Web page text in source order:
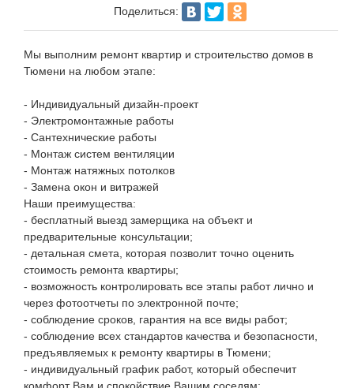
Поделиться:
Мы выполним ремонт квартир и строительство домов в
Тюмени на любом этапе:
- Индивидуальный дизайн-проект
- Электромонтажные работы
- Сантехнические работы
- Монтаж систем вентиляции
- Монтаж натяжных потолков
- Замена окон и витражей
Наши преимущества:
- бесплатный выезд замерщика на объект и
предварительные консультации;
- детальная смета, которая позволит точно оценить
стоимость ремонта квартиры;
- возможность контролировать все этапы работ лично и
через фотоотчеты по электронной почте;
- соблюдение сроков, гарантия на все виды работ;
- соблюдение всех стандартов качества и безопасности,
предъявляемых к ремонту квартиры в Тюмени;
- индивидуальный график работ, который обеспечит